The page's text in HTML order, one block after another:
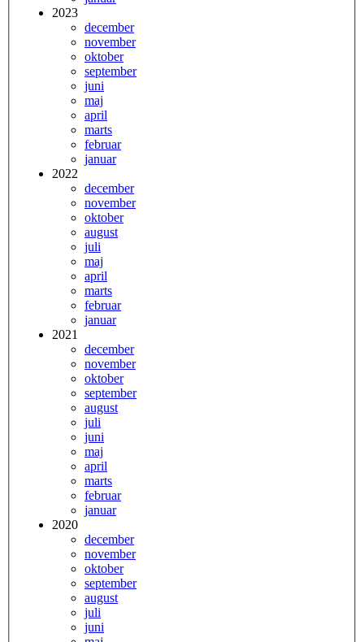
2023
december
november
oktober
september
juni
maj
april
marts
februar
januar
2022
december
november
oktober
august
juli
maj
april
marts
februar
januar
2021
december
november
oktober
september
august
juli
juni
maj
april
marts
februar
januar
2020
december
november
oktober
september
august
juli
juni